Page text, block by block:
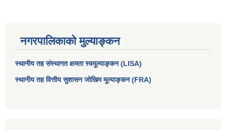
नगरपालिकाको मुल्याङ्कन
स्थानीय तह संस्थागत क्षमता स्वमूल्याङ्कन (LISA)
स्थानीय तह वित्तीय सुशासन जोखिम मूल्याङ्कन (FRA)